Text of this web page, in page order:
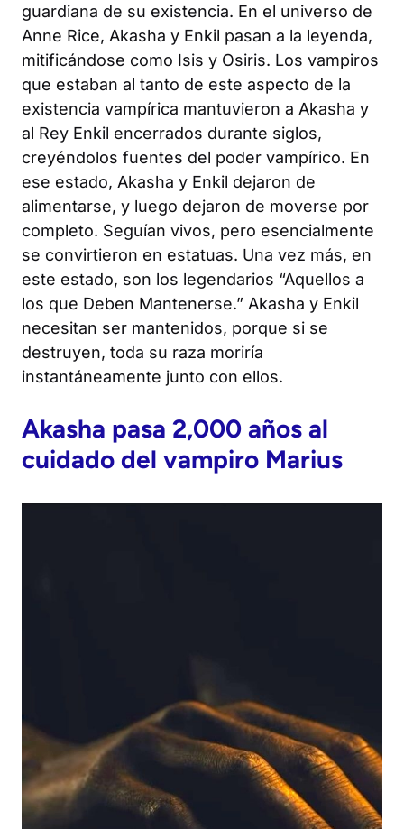
guardiana de su existencia. En el universo de
Anne Rice, Akasha y Enkil pasan a la leyenda,
mitificándose como Isis y Osiris. Los vampiros
que estaban al tanto de este aspecto de la
existencia vampírica mantuvieron a Akasha y
al Rey Enkil encerrados durante siglos,
creyéndolos fuentes del poder vampírico. En
ese estado, Akasha y Enkil dejaron de
alimentarse, y luego dejaron de moverse por
completo. Seguían vivos, pero esencialmente
se convirtieron en estatuas. Una vez más, en
este estado, son los legendarios “Aquellos a
los que Deben Mantenerse.” Akasha y Enkil
necesitan ser mantenidos, porque si se
destruyen, toda su raza moriría
instantáneamente junto con ellos.
Akasha pasa 2,000 años al
cuidado del vampiro Marius